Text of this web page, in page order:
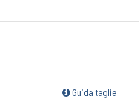
Guida taglie